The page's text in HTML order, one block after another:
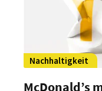
Nachhaltigkeit
McDonald’s